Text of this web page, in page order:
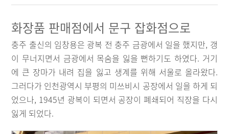
화장품 판매점에서 문구 잡화점으로
충주 출신의 임창용은 광복 전 충주 금광에서 일을 했지만, 갱
이 무너지면서 금광에서 목숨을 잃을 뻔하기도 하였다. 거기
에 큰 장마가 내려 집을 잃고 생계를 위해 서울로 올라왔다.
그러다가 인천광역시 부평의 미쓰비시 공장에서 일을 하게 되
었으나, 1945년 광복이 되면서 공장이 폐쇄되어 직장을 다시
잃게 되었다.